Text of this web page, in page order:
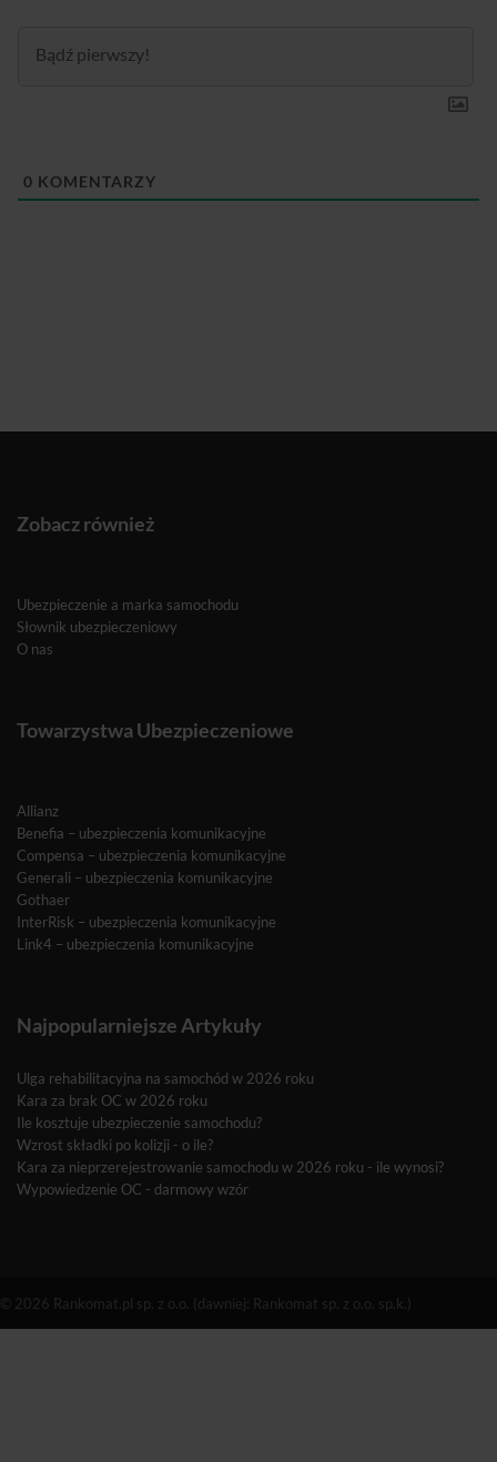
0 KOMENTARZY
Zobacz również
Ubezpieczenie a marka samochodu
Słownik ubezpieczeniowy
O nas
Towarzystwa Ubezpieczeniowe
Allianz
Benefia – ubezpieczenia komunikacyjne
Compensa – ubezpieczenia komunikacyjne
Generali – ubezpieczenia komunikacyjne
Gothaer
InterRisk – ubezpieczenia komunikacyjne
Link4 – ubezpieczenia komunikacyjne
Najpopularniejsze Artykuły
Ulga rehabilitacyjna na samochód w 2026 roku
Kara za brak OC w 2026 roku
Ile kosztuje ubezpieczenie samochodu?
Wzrost składki po kolizji - o ile?
Kara za nieprzerejestrowanie samochodu w 2026 roku - ile wynosi?
Wypowiedzenie OC - darmowy wzór
© 2026 Rankomat.pl sp. z o.o. (dawniej: Rankomat sp. z o.o. sp.k.)